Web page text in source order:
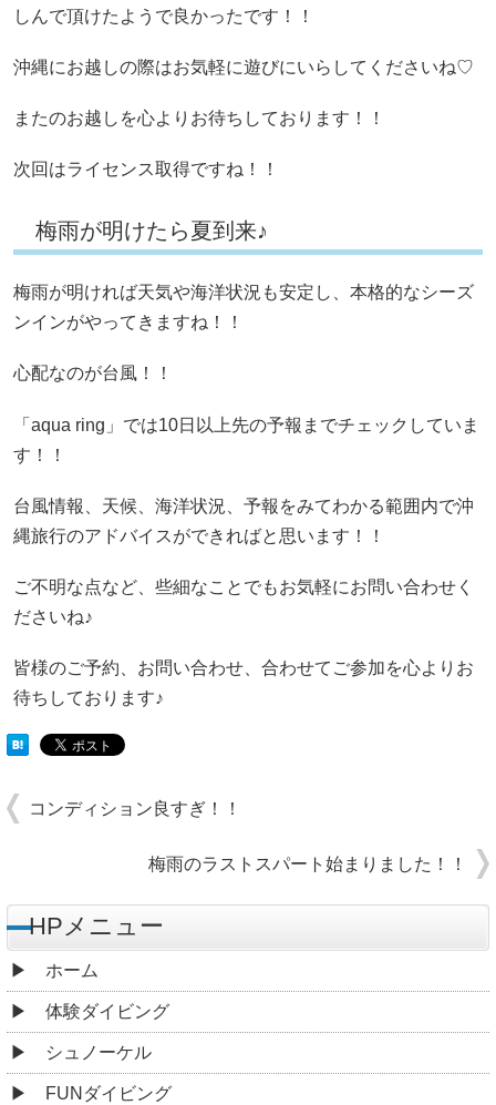
しんで頂けたようで良かったです！！
沖縄にお越しの際はお気軽に遊びにいらしてくださいね♡
またのお越しを心よりお待ちしております！！
次回はライセンス取得ですね！！
梅雨が明けたら夏到来♪
梅雨が明ければ天気や海洋状況も安定し、本格的なシーズ
ンインがやってきますね！！
心配なのが台風！！
「aqua ring」では10日以上先の予報までチェックしていま
す！！
台風情報、天候、海洋状況、予報をみてわかる範囲内で沖
縄旅行のアドバイスができればと思います！！
ご不明な点など、些細なことでもお気軽にお問い合わせく
ださいね♪
皆様のご予約、お問い合わせ、合わせてご参加を心よりお
待ちしております♪
コンディション良すぎ！！
梅雨のラストスパート始まりました！！
HPメニュー
ホーム
体験ダイビング
シュノーケル
FUNダイビング